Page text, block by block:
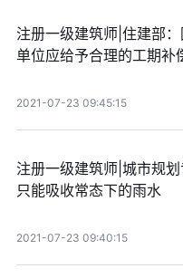
注册一级建筑师|住建部
单位应给予合理的工期补
2021-07-23 09:45:15
注册一级建筑师|城市规划
只能吸收常态下的雨水
2021-07-23 09:40:15